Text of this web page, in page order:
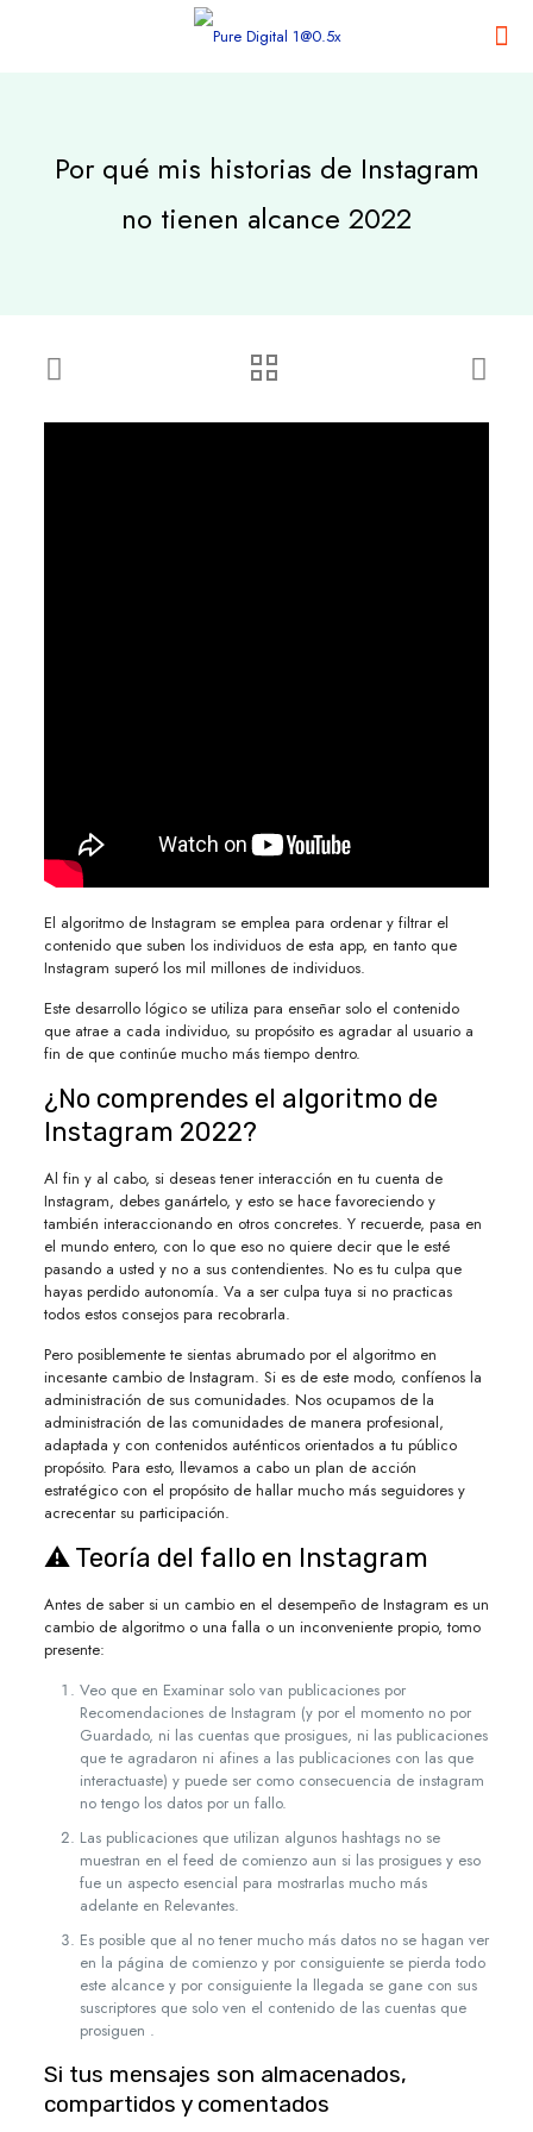
Por qué mis historias de Instagram
no tienen alcance 2022
El algoritmo de Instagram se emplea para ordenar y filtrar el
contenido que suben los individuos de esta app, en tanto que
Instagram superó los mil millones de individuos.
Este desarrollo lógico se utiliza para enseñar solo el contenido
que atrae a cada individuo, su propósito es agradar al usuario a
fin de que continúe mucho más tiempo dentro.
¿No comprendes el algoritmo de
Instagram 2022?
Al fin y al cabo, si deseas tener interacción en tu cuenta de
Instagram, debes ganártelo, y esto se hace favoreciendo y
también interaccionando en otros concretes. Y recuerde, pasa en
el mundo entero, con lo que eso no quiere decir que le esté
pasando a usted y no a sus contendientes. No es tu culpa que
hayas perdido autonomía. Va a ser culpa tuya si no practicas
todos estos consejos para recobrarla.
Pero posiblemente te sientas abrumado por el algoritmo en
incesante cambio de Instagram. Si es de este modo, confíenos la
administración de sus comunidades. Nos ocupamos de la
administración de las comunidades de manera profesional,
adaptada y con contenidos auténticos orientados a tu público
propósito. Para esto, llevamos a cabo un plan de acción
estratégico con el propósito de hallar mucho más seguidores y
acrecentar su participación.
⚠ Teoría del fallo en Instagram
Antes de saber si un cambio en el desempeño de Instagram es un
cambio de algoritmo o una falla o un inconveniente propio, tomo
presente:
Veo que en Examinar solo van publicaciones por
Recomendaciones de Instagram (y por el momento no por
Guardado, ni las cuentas que prosigues, ni las publicaciones
que te agradaron ni afines a las publicaciones con las que
interactuaste) y puede ser como consecuencia de instagram
no tengo los datos por un fallo.
Las publicaciones que utilizan algunos hashtags no se
muestran en el feed de comienzo aun si las prosigues y eso
fue un aspecto esencial para mostrarlas mucho más
adelante en Relevantes.
Es posible que al no tener mucho más datos no se hagan ver
en la página de comienzo y por consiguiente se pierda todo
este alcance y por consiguiente la llegada se gane con sus
suscriptores que solo ven el contenido de las cuentas que
prosiguen .
Si tus mensajes son almacenados,
compartidos y comentados